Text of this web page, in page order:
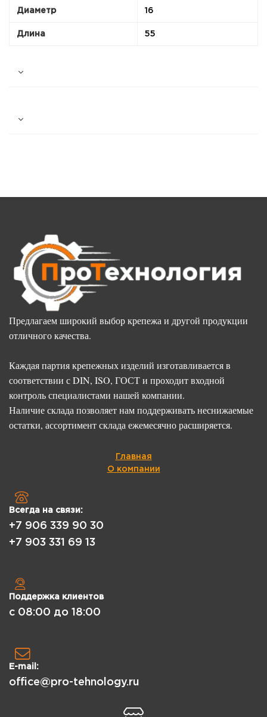
Диаметр 16
Длина 55
Предлагаем широкий выбор крепежа и другой продукции
отличного качества.
Каждая партия крепежных изделий изготавливается в
соответствии с DIN, ISO, ГОСТ и проходит входной
контроль специалистами нашей компании.
Наличие склада позволяет нам поддерживать неснижаемые
остатки, ассортимент склада ежемесячно расширяется.
Главная
О компании
Всегда на связи:
+7 906 339 90 30
+7 903 331 69 13
Поддержка клиентов
с 08:00 до 18:00
E-mail:
office@pro-tehnology.ru